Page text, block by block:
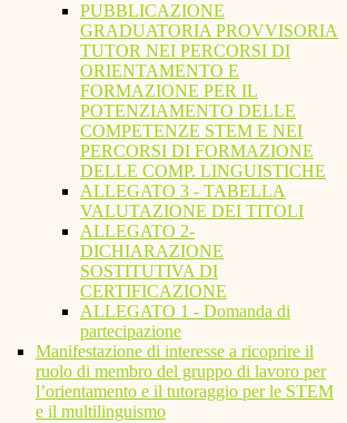
PUBBLICAZIONE
GRADUATORIA PROVVISORIA
TUTOR NEI PERCORSI DI
ORIENTAMENTO E
FORMAZIONE PER IL
POTENZIAMENTO DELLE
COMPETENZE STEM E NEI
PERCORSI DI FORMAZIONE
DELLE COMP. LINGUISTICHE
ALLEGATO 3 - TABELLA
VALUTAZIONE DEI TITOLI
ALLEGATO 2-
DICHIARAZIONE
SOSTITUTIVA DI
CERTIFICAZIONE
ALLEGATO 1 - Domanda di
partecipazione
Manifestazione di interesse a ricoprire il
ruolo di membro del gruppo di lavoro per
l’orientamento e il tutoraggio per le STEM
e il multilinguismo